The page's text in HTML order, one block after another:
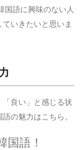
国語に興味のない人
いきたいと思いま
「良い」と感じる状
の魅力はこちら。
国語！